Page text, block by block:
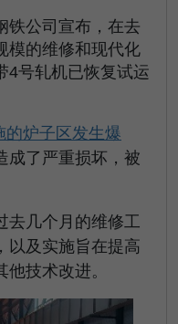
铁公司宣布，在去
模的维修和现代化
4号轧机已恢复试运
的炉子区发生爆
成了严重损坏，被
去几个月的维修工
以及实施旨在提高
技术改进。